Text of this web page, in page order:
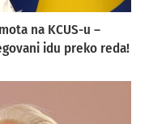
na KCUS-u –
idu preko reda!